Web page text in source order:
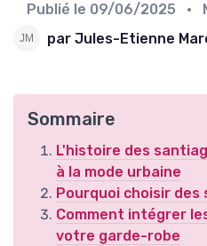
Publié le 09/06/2025 •
par Jules-Etienne
Sommaire
L'histoire des
à la mode urbaine
Pourquoi choisir des
Comment intégrer
votre garde-robe